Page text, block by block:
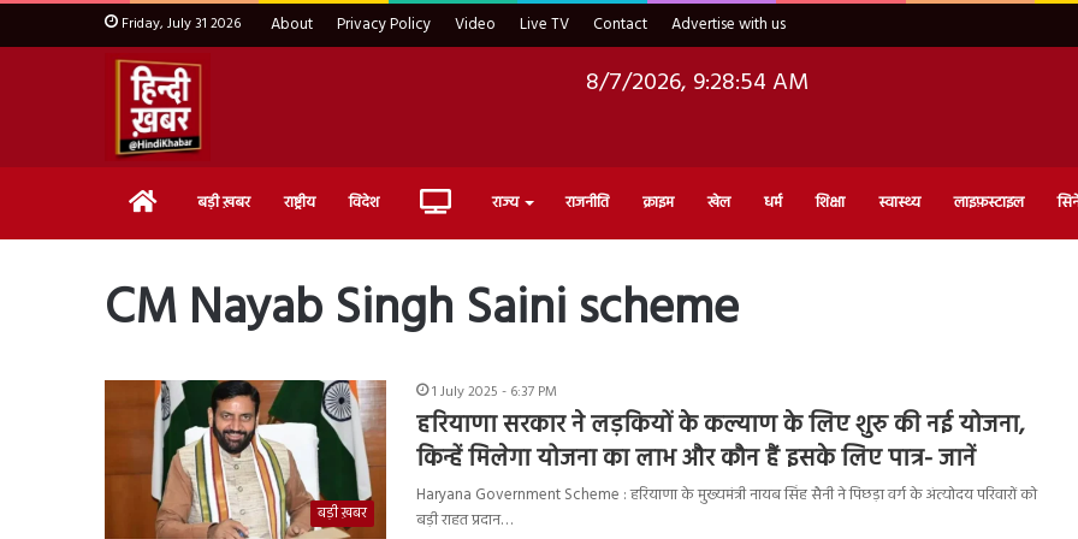
Friday, July 31 2026 About Privacy Policy Video Live TV Contact Advertise with us
8/7/2026, 9:28:55 AM
Home बड़ी ख़बर राष्ट्रीय विदेश Live राज्य राजनीति क्राइम खेल धर्म शिक्षा स्वास्थ्य लाइफ़स्टाइल
CM Nayab Singh Saini scheme
बड़ी ख़बर
1 July 2025 - 6:37 PM
हरियाणा सरकार ने लड़कियों के कल्याण के लिए शुरु की नई योजना,
किन्हें मिलेगा योजना का लाभ और कौन हैं इसके लिए पात्र- जानें
Haryana Government Scheme : हरियाणा के मुख्यमंत्री नायब सिंह सैनी ने पिछड़ा वर्ग के अंत्योदय परिवारों को
बड़ी राहत प्रदान…